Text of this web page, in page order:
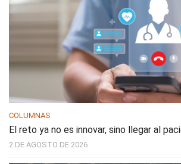
COLUMNAS
El reto ya no es innovar, sino llegar al
2 DE AGOSTO DE 2026